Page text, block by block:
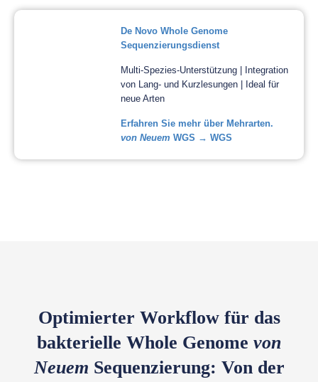
De Novo Whole Genome
Sequenzierungsdienst
Multi-Spezies-Unterstützung | Integration
von Lang- und Kurzlesungen | Ideal für
neue Arten
Erfahren Sie mehr über Mehrarten.
von Neuem WGS → WGS
Optimierter Workflow für das
bakterielle Whole Genome von
Neuem Sequenzierung: Von der